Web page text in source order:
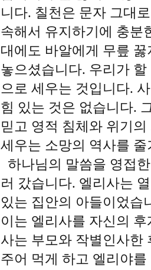
니다. 칠천은 문자 그대
속해서 유지하기에 충분
대에도 바알에게 무릎
놓으셨습니다. 우리가
으로 세우는 것입니다.
힘 있는 것은 없습니다.
믿고 영적 침체와 위기
세우는 소망의 역사를
하나님의 말씀을 영접
러 갔습니다. 엘리사는
있는 집안의 아들이었습
이는 엘리사를 자신의
사는 부모와 작별인사한
주어 먹게 하고 엘리야